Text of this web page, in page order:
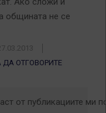
общината не се
ДА ОТГОВОРИТЕ
от публикациите ми